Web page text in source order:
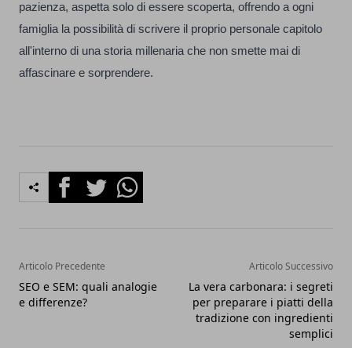
pazienza, aspetta solo di essere scoperta, offrendo a ogni
famiglia la possibilità di scrivere il proprio personale capitolo
all'interno di una storia millenaria che non smette mai di
affascinare e sorprendere.
FacebookTwitterWhatsapp
Articolo Precedente
SEO e SEM: quali analogie
e differenze?
Articolo Successivo
La vera carbonara: i segreti
per preparare i piatti della
tradizione con ingredienti
semplici